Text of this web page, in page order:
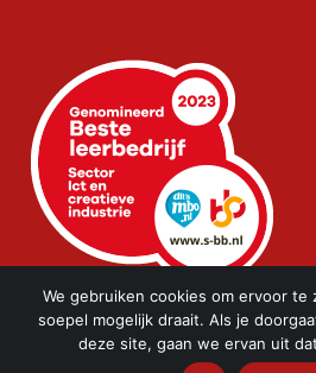
We gebruiken cookies om ervoor te
soepel mogelijk draait. Als je
deze site, gaan we ervan uit